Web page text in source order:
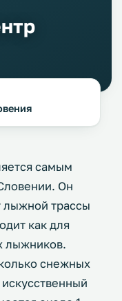
самым
Он
лыжной трассы
как для
лыжников.
снежных